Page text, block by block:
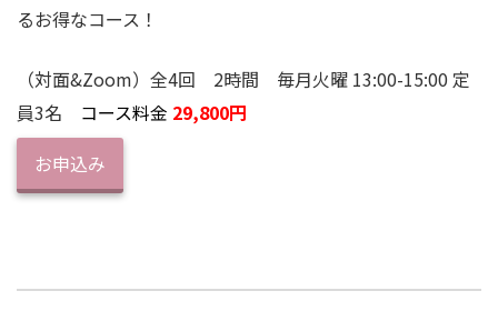
るお得なコース！
（対面&Zoom）全4回 2時間 毎月火曜 13:00-15:00 定
員3名 コース料金 29,800円
お申込み